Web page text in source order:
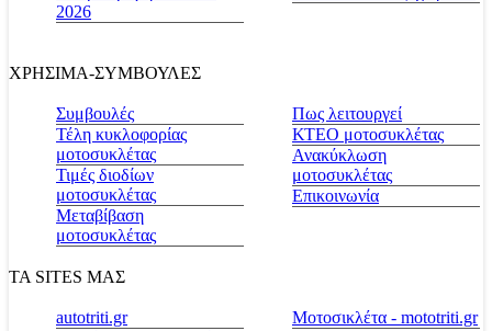
2026
ΧΡΗΣΙΜΑ-ΣΥΜΒΟΥΛΕΣ
Συμβουλές
Τέλη κυκλοφορίας
μοτοσυκλέτας
Τιμές διοδίων
μοτοσυκλέτας
Μεταβίβαση
μοτοσυκλέτας
Πως λειτουργεί
ΚΤΕΟ μοτοσυκλέτας
Ανακύκλωση
μοτοσυκλέτας
Επικοινωνία
ΤΑ SITES ΜΑΣ
autotriti.gr
Μοτοσικλέτα - mototriti.gr